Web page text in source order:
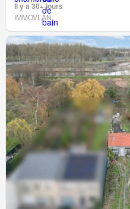
Il y a 30+ jours
IMMOVLAN